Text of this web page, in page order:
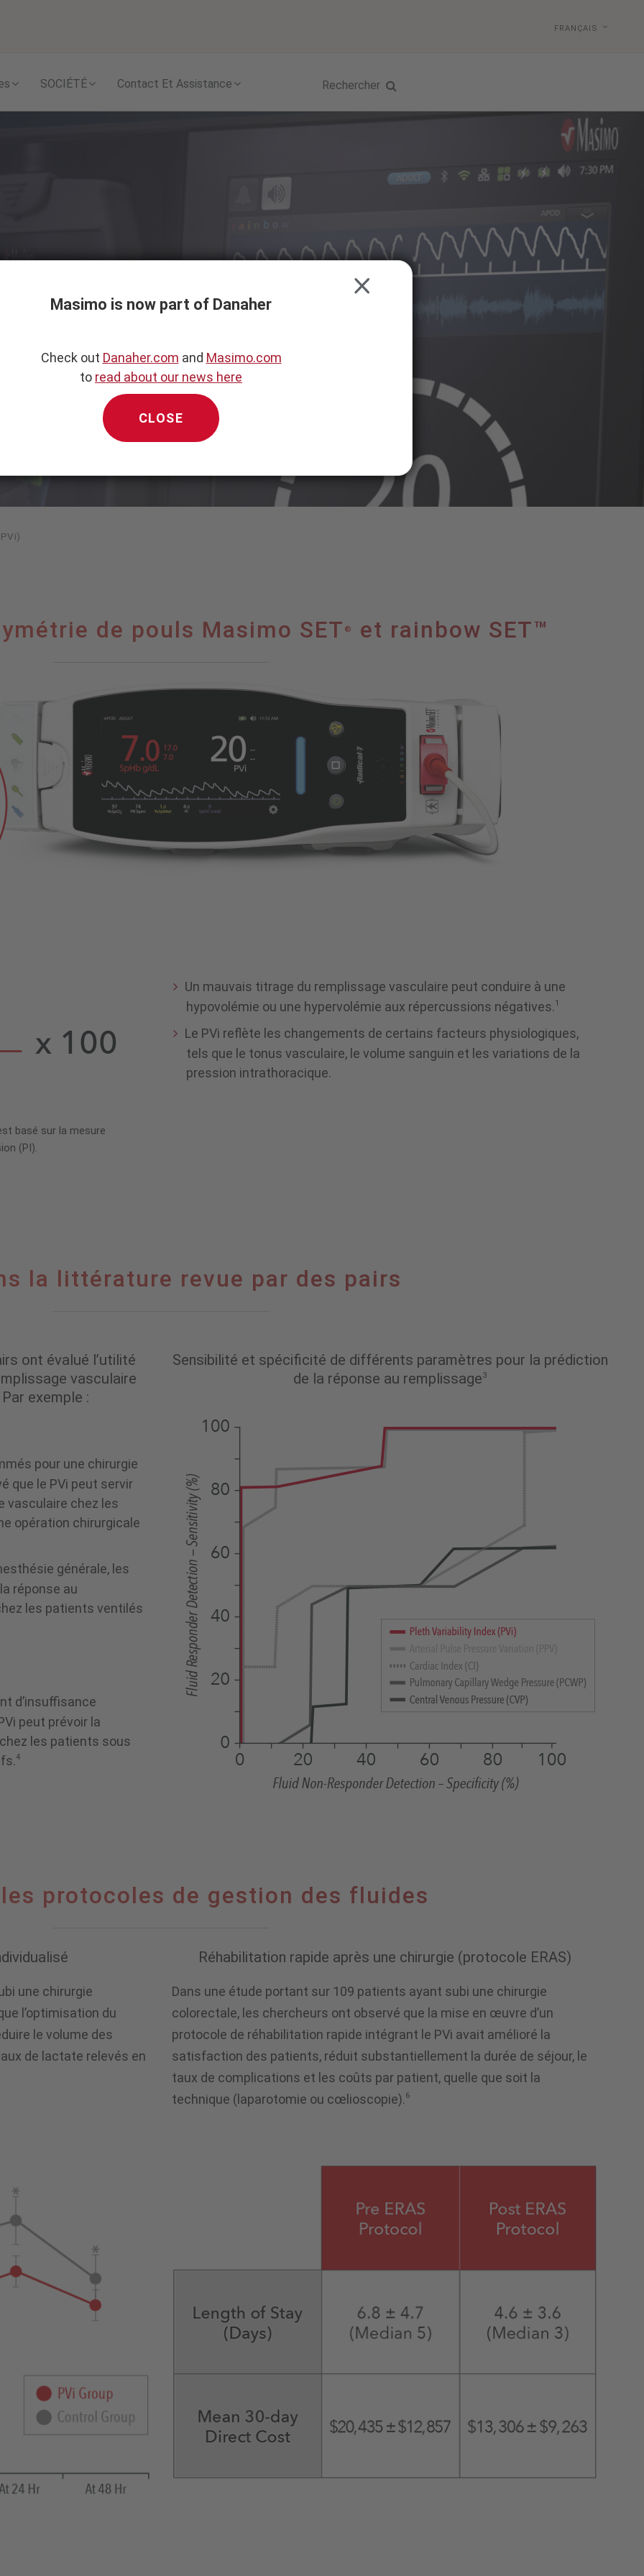
FRANÇAIS
SOCIÉTÉ Contact Et Assistance Rechercher
cliniciens à évaluer la réponse au
ventilation mécanique
de pouls Masimo SET ® et rainbow SET™
basé sur la mesure
(PI).
Un mauvais titrage du remplissage vasculaire peut conduire à une
hypovolémie ou une hypervolémie aux répercussions négatives.1
Le PVi reflète les changements de certains facteurs physiologiques,
tels que le tonus vasculaire, le volume sanguin et les variations de la
pression intrathoracique.
la littérature revue par des pairs
ont évalué l’utilité
vasculaire
Par exemple :
pour une chirurgie
que le PVi peut servir
vasculaire chez les
opération chirurgicale
générale, les
réponse au
les patients ventilés
d’insuffisance
peut prévoir la
les patients sous
4
Sensibilité et spécificité de différents paramètres pour la prédiction
de la réponse au remplissage3
protocoles de gestion des fluides
une chirurgie
l’optimisation du
le volume des
de lactate relevés en
Réhabilitation rapide après une chirurgie (protocole ERAS)
Dans une étude portant sur 109 patients ayant subi une chirurgie
colorectale, les chercheurs ont observé que la mise en œuvre d’un
protocole de réhabilitation rapide intégrant le PVi avait amélioré la
satisfaction des patients, réduit substantiellement la durée de séjour, le
taux de complications et les coûts par patient, quelle que soit la
technique (laparotomie ou cœlioscopie).6
Masimo is now part of Danaher
CLOSE
Check out Danaher.com and Masimo.com
to read about our news here
CLOSE